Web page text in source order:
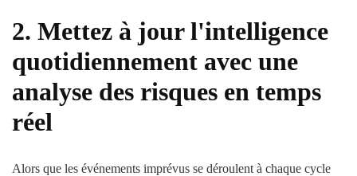
2. Mettez à jour l'intelligence
quotidiennement avec une
analyse des risques en temps
réel
Alors que les événements imprévus se déroulent à chaque cycle